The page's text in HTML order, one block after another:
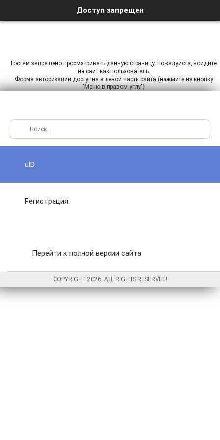
Доступ запрещен
Гостям запрещено просматривать данную страницу, пожалуйста, войдите
на сайт как пользователь.
Форма авторизации доступна в левой части сайта (нажмите на кнопку
"Меню в правом углу")
uID
Регистрация
Перейти к полной версии сайта
COPYRIGHT 2026. ALL RIGHTS RESERVED!